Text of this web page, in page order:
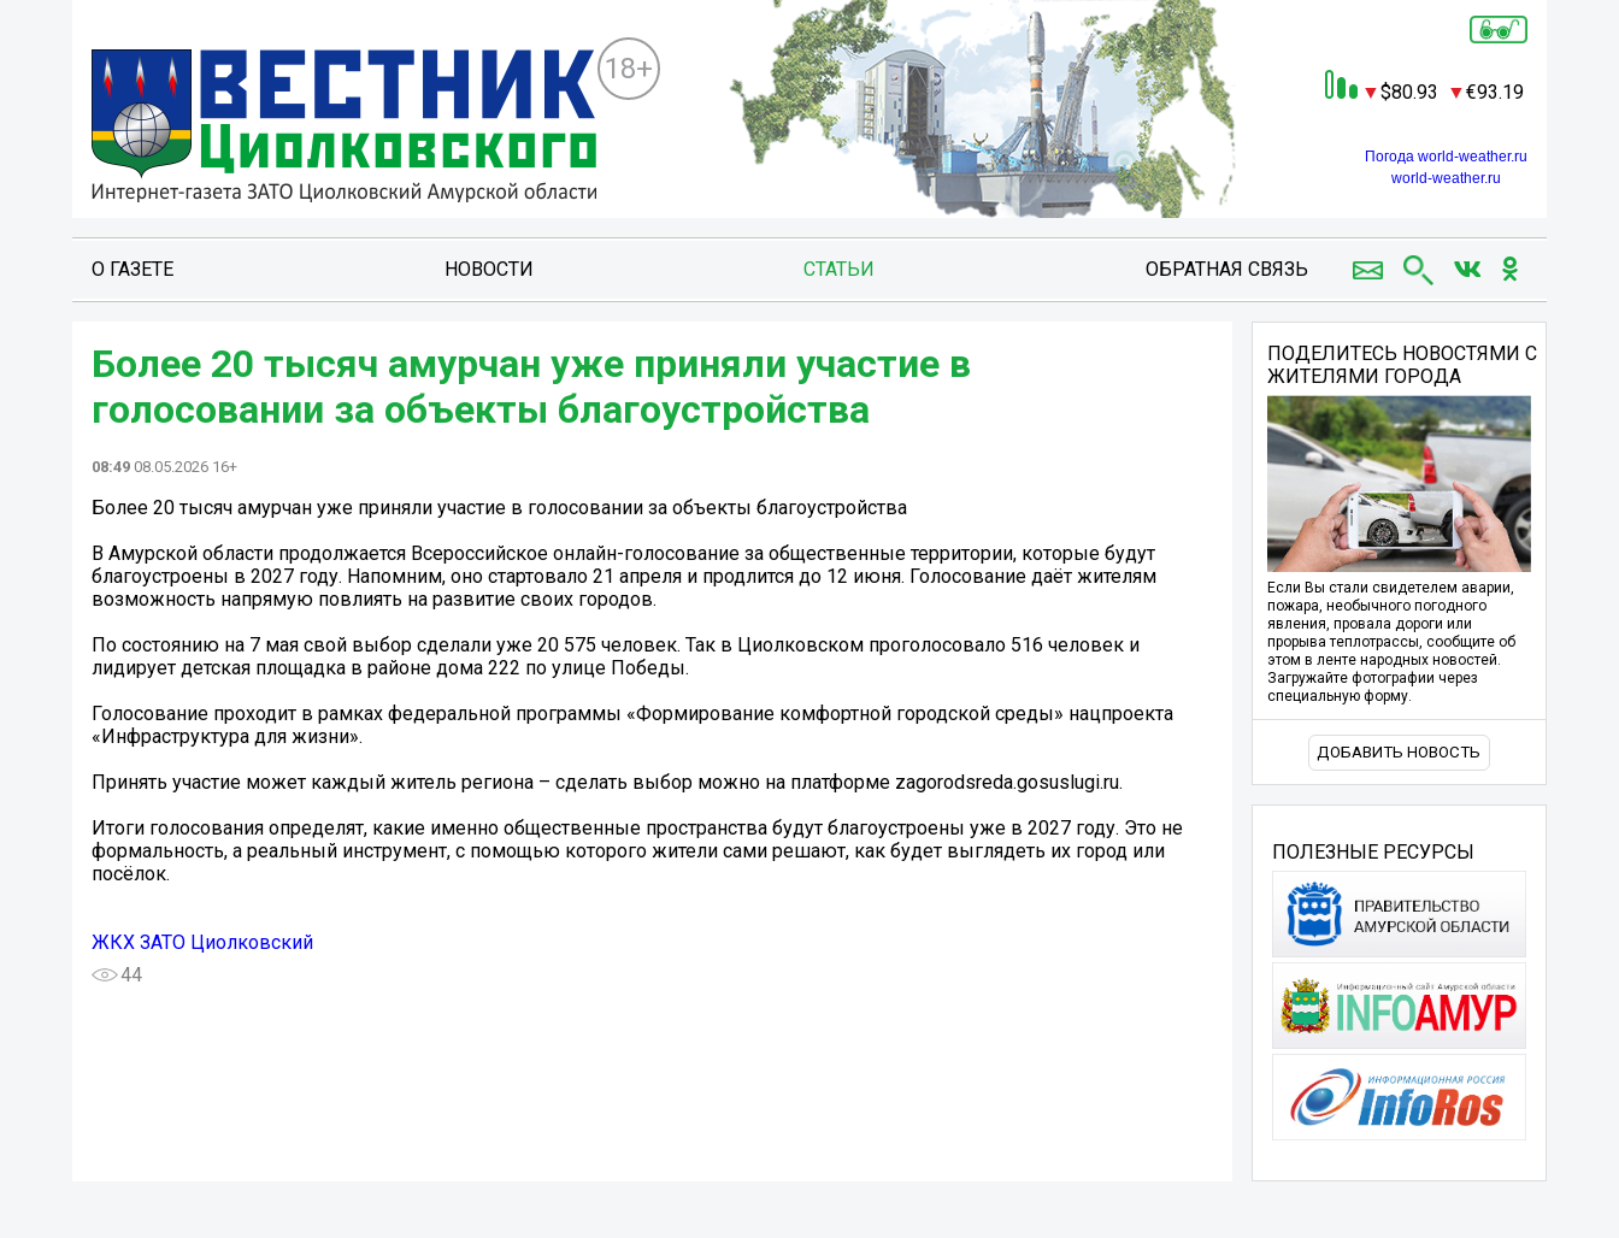
18+
80.93 93.19
Погода world-weather.ru
world-weather.ru
О ГАЗЕТЕ НОВОСТИ СТАТЬИ ОБРАТНАЯ СВЯЗЬ
Более 20 тысяч амурчан уже приняли участие в
голосовании за объекты благоустройства
08:49 08.05.2026 16+
Более 20 тысяч амурчан уже приняли участие в голосовании за объекты благоустройства
В Амурской области продолжается Всероссийское онлайн-голосование за общественные территории, которые будут
благоустроены в 2027 году. Напомним, оно стартовало 21 апреля и продлится до 12 июня. Голосование даёт жителям
возможность напрямую повлиять на развитие своих городов.
По состоянию на 7 мая свой выбор сделали уже 20 575 человек. Так в Циолковском проголосовало 516 человек и
лидирует детская площадка в районе дома 222 по улице Победы.
Голосование проходит в рамках федеральной программы «Формирование комфортной городской среды» нацпроекта
«Инфраструктура для жизни».
Принять участие может каждый житель региона – сделать выбор можно на платформе zagorodsreda.gosuslugi.ru.
Итоги голосования определят, какие именно общественные пространства будут благоустроены уже в 2027 году. Это не
формальность, а реальный инструмент, с помощью которого жители сами решают, как будет выглядеть их город или
посёлок.
ЖКХ ЗАТО Циолковский
44
ПОДЕЛИТЕСЬ НОВОСТЯМИ С
ЖИТЕЛЯМИ ГОРОДА
Если Вы стали свидетелем аварии,
пожара, необычного погодного
явления, провала дороги или
прорыва теплотрассы, сообщите об
этом в ленте народных новостей.
Загружайте фотографии через
специальную форму.
ДОБАВИТЬ НОВОСТЬ
ПОЛЕЗНЫЕ РЕСУРСЫ